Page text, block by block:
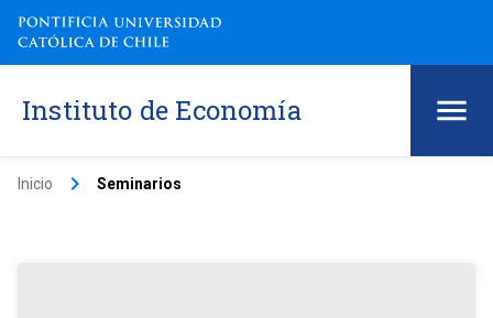
Instituto de Economía
Inicio keyboard_arrow_right Seminarios